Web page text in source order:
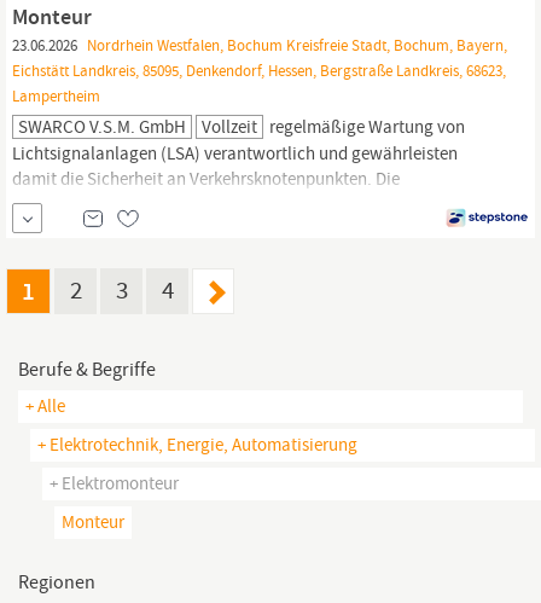
Bauvorhaben sein. Dabei bieten wir...
Monteur
23.06.2026 Nordrhein Westfalen, Bochum Kreisfreie Stadt, Bochum, Bayern,
Eichstätt Landkreis, 85095, Denkendorf, Hessen, Bergstraße Landkreis, 68623,
Lampertheim
SWARCO V.S.M. GmbH Vollzeit regelmäßige Wartung von
Lichtsignalanlagen (LSA) verantwortlich und gewährleisten
damit die Sicherheit an Verkehrsknotenpunkten. Die
vorschriftsmäßige Absicherung Ihrer Baustellen gehört ebenfalls
zu Ihrer Verantwortung, um die Sicherheit für Ihr Team und alle
abgeschlossene Ausbildung im elektrotechnischen Bereich (z. B.
als
Elektromonteur:in,
1 2 3 4
Berufe & Begriffe
+ Alle
+ Elektrotechnik, Energie, Automatisierung
+ Elektromonteur
Monteur
Regionen